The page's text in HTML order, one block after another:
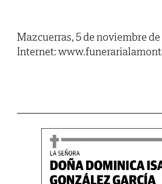
Mazcuerras, 5 de noviembre
Internet: